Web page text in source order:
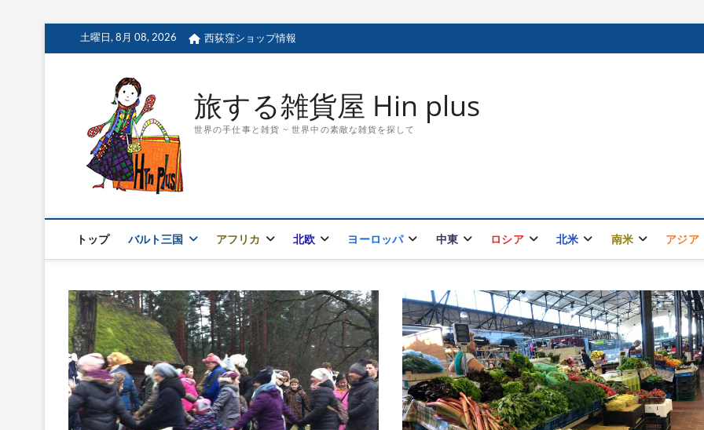
土曜日, 8月 08, 2026 西荻窪ショップ情報
旅する雑貨屋 Hin plus
世界の手仕事と雑貨 ~ 世界中の素敵な雑貨を探して
トップ バルト三国 アフリカ 北欧 ヨーロッパ 中東 ロシア 北米 南米 アジア